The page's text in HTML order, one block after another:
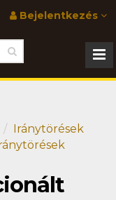
Bejelentkezés
Iránytörések